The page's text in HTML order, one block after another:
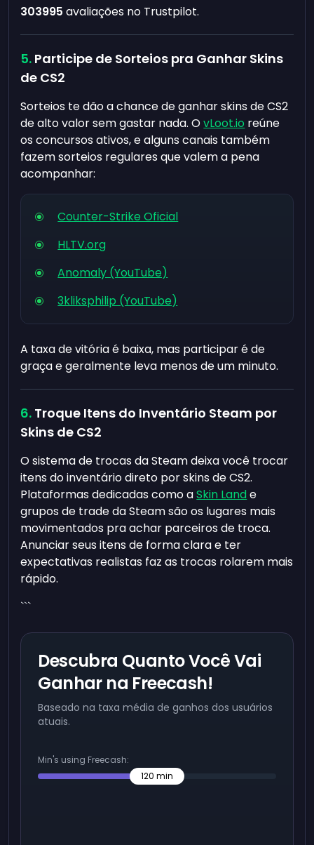
303995 avaliações no Trustpilot.
Participe de Sorteios pra Ganhar Skins
de CS2
Sorteios te dão a chance de ganhar skins de CS2
de alto valor sem gastar nada. OvLoot.io reúne
os concursos ativos, e alguns canais também
fazem sorteios regulares que valem a pena
acompanhar:
Counter-Strike Oficial
HLTV.org
Anomaly (YouTube)
3kliksphilip (YouTube)
A taxa de vitória é baixa, mas participar é de
graça e geralmente leva menos de um minuto.
Troque Itens do Inventário Steam por
Skins de CS2
O sistema de trocas da Steam deixa você trocar
itens do inventário direto por skins de CS2.
Plataformas dedicadas como aSkin Lande
grupos de trade da Steam são os lugares mais
movimentados pra achar parceiros de troca.
Anunciar seus itens de forma clara e ter
expectativas realistas faz as trocas rolarem mais
rápido.
```
Descubra Quanto Você Vai
Ganhar na Freecash!
Baseado na taxa média de ganhos dos usuários
atuais.
Min's using Freecash:
120 min